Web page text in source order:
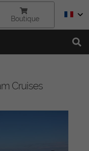
Boutique
Cruises